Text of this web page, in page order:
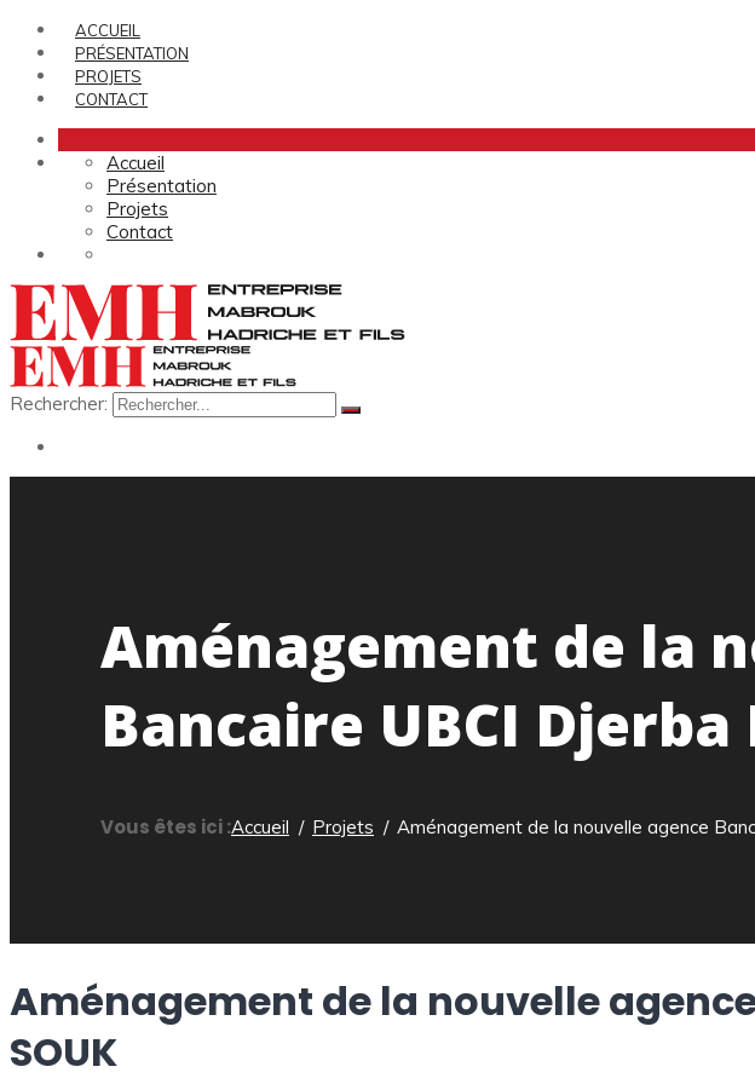
ACCUEIL
PRÉSENTATION
PROJETS
CONTACT
Accueil
Présentation
Projets
Contact
Rechercher:
Aménagement de la
Bancaire UBCI Djerba
Vous êtes ici :Accueil Projets Aménagement de la nouvelle agence
Aménagement de la nouvelle agence
SOUK